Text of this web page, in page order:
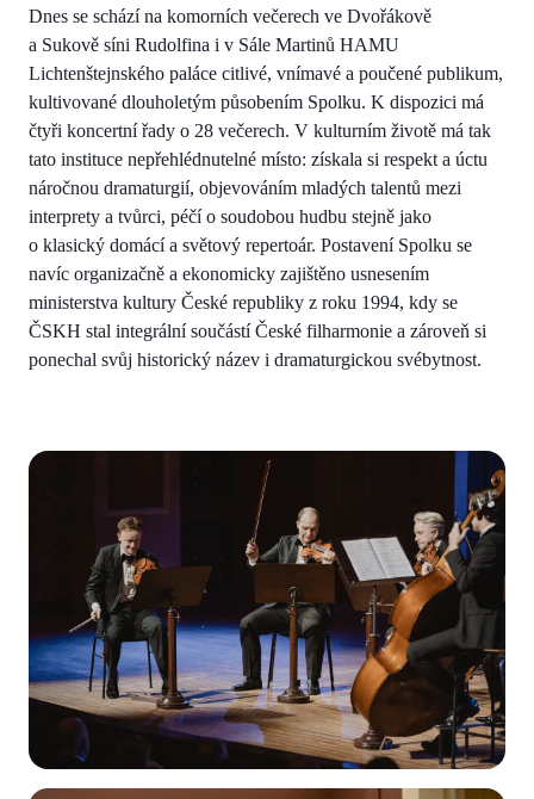
Dnes se schází na komorních večerech ve Dvořákově
a Sukově síni Rudolfina i v Sále Martinů HAMU
Lichtenštejnského paláce citlivé, vnímavé a poučené publikum,
kultivované dlouholetým působením Spolku. K dispozici má
čtyři koncertní řady o 28 večerech. V kulturním životě má tak
tato instituce nepřehlédnutelné místo: získala si respekt a úctu
náročnou dramaturgií, objevováním mladých talentů mezi
interprety a tvůrci, péčí o soudobou hudbu stejně jako
o klasický domácí a světový repertoár. Postavení Spolku se
navíc organizačně a ekonomicky zajištěno usnesením
ministerstva kultury České republiky z roku 1994, kdy se
ČSKH stal integrální součástí České filharmonie a zároveň si
ponechal svůj historický název i dramaturgickou svébytnost.